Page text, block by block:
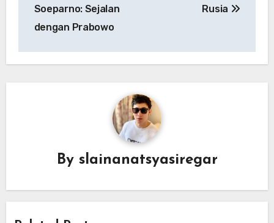
Soeparno: Sejalan
dengan Prabowo
Rusia
By slainanatsyasiregar